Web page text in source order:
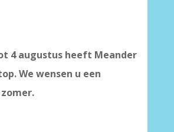
4 augustus heeft Meander
We wensen u een